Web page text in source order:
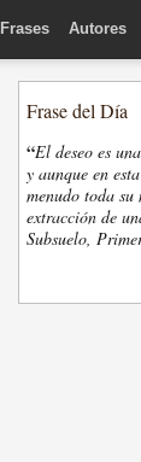
Frases Autores
Frase del Día
“El deseo es
y aunque en
menudo toda
extracción de
Subsuelo,